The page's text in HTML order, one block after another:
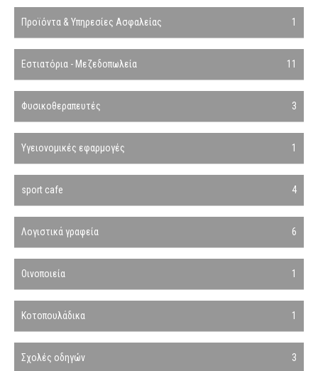
Προϊόντα & Υπηρεσίες Ασφαλείας 1
Εστιατόρια - Μεζεδοπωλεία 11
Φυσικοθεραπευτές 3
Υγειονομικές εφαρμογές 1
sport cafe 4
Λογιστικά γραφεία 6
Οινοποιεία 1
Κοτοπουλάδικα 1
Σχολές οδηγών 3